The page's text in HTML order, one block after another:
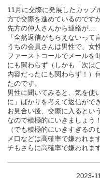
11月に交際に発展したカップ
方で交際を進めているのです
先方の仲人さんから連絡が…
「全然返信がもらえないって
うちの会員さんは男性で、女
ファーストコールでメールを
にも関わらず（しかも「次
内容だったにも関わらず！）
たのです。
男性に聞いてみると、気を使
に」ばかりを考えて返信がで
お見合い後、交際に入るとい
なので積極的にいきましょう！
（でも積極的にいきすぎる
メ口などは高確率で嫌われま
チもさらに高確率で嫌われま
2023-